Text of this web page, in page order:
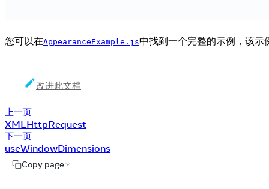
您可以在AppearanceExample.js中找到一个完整的示例，该
改进此文档
上一页
XMLHttpRequest
下一页
useWindowDimensions
Copy page